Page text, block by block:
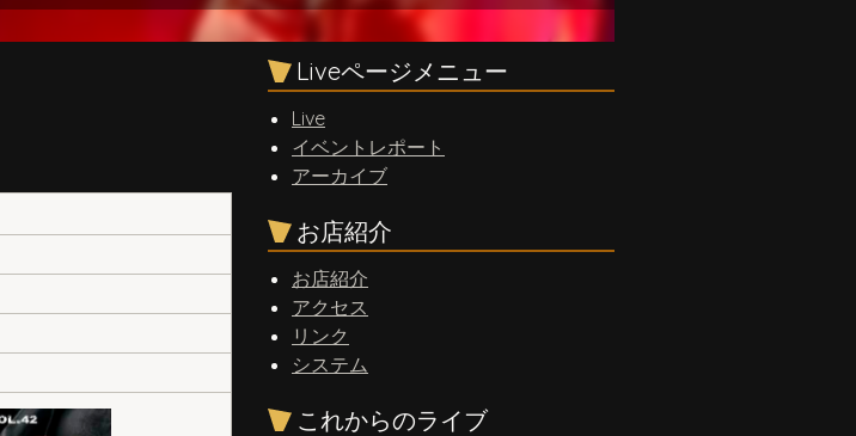
Liveページメニュー
Live
イベントレポート
アーカイブ
お店紹介
お店紹介
アクセス
リンク
システム
これからのライブ